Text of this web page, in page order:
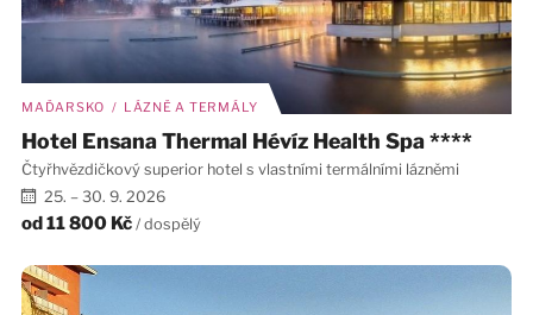
MAĎARSKO / LÁZNĚ A TERMÁLY
Hotel Ensana Thermal Hévíz Health Spa ****
Čtyřhvězdičkový superior hotel s vlastními termálními lázněmi
25. – 30. 9. 2026
od11 800 Kč / dospělý